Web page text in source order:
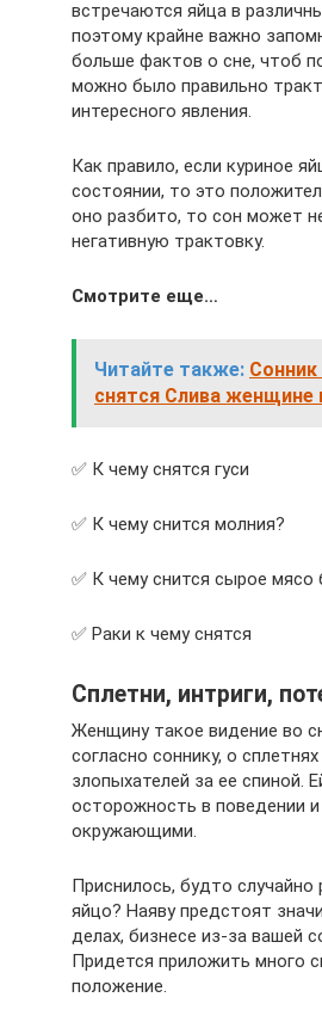
встречаются яйца в
поэтому крайне важно
больше фактов о сне, чтоб
можно было правильно
интересного явления.
Как правило, если куриное
состоянии, то это
оно разбито, то сон может
негативную трактовку.
Смотрите еще…
Читайте также: Сонник
снятся Слива женщине
✅ К чему снятся гуси
✅ К чему снится молния?
✅ К чему снится сырое мясо
✅ Раки к чему снятся
Сплетни, интриги,
Женщину такое видение во
согласно соннику, о
злопыхателей за ее спиной.
осторожность в поведении
окружающими.
Приснилось, будто
яйцо? Наяву предстоят
делах, бизнесе из-за вашей
Придется приложить много
положение.